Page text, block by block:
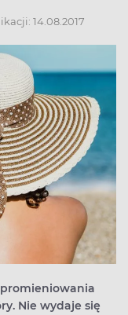
14.08.2017
Nie wydaje się